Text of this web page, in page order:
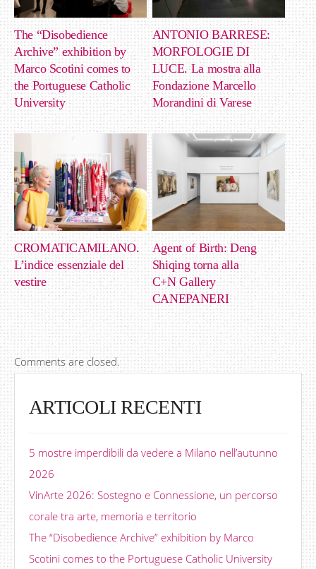
The “Disobedience
Archive” exhibition by
Marco Scotini comes to
the Portuguese Catholic
University
ANTONIO BARRESE:
MORFOLOGIE DI
LUCE. La mostra alla
Fondazione Marcello
Morandini di Varese
CROMATICAMILANO.
L’indice essenziale del
vestire
Agent of Birth: Deng
Shiqing torna alla
C+N Gallery
CANEPANERI
Comments are closed.
ARTICOLI RECENTI
5 mostre imperdibili da vedere a Milano nell’autunno
2026
VinArte 2026: Sostegno e Connessione, un percorso
corale tra arte, memoria e territorio
The “Disobedience Archive” exhibition by Marco
Scotini comes to the Portuguese Catholic University